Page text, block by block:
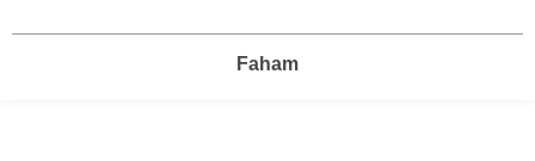
mengetahui secara terperinci bagaimana kuki digunakan di laman web ini,
mahu menggunakan kuki di komputer anda, sila rujuk penerangan mengenai
Faham